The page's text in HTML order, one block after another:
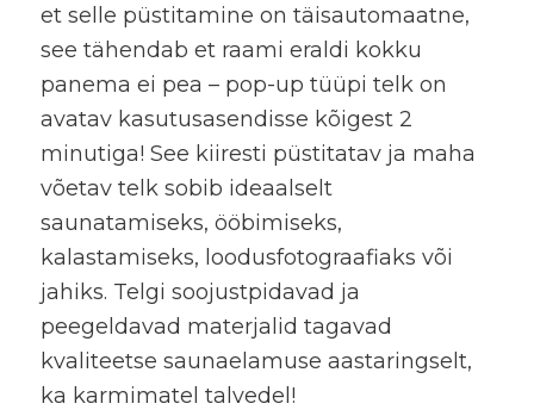
et selle püstitamine on täisautomaatne,
see tähendab et raami eraldi kokku
panema ei pea – pop-up tüüpi telk on
avatav kasutusasendisse kõigest 2
minutiga! See kiiresti püstitatav ja maha
võetav telk sobib ideaalselt
saunatamiseks, ööbimiseks,
kalastamiseks, loodusfotograafiaks või
jahiks. Telgi soojustpidavad ja
peegeldavad materjalid tagavad
kvaliteetse saunaelamuse aastaringselt,
ka karmimatel talvedel!